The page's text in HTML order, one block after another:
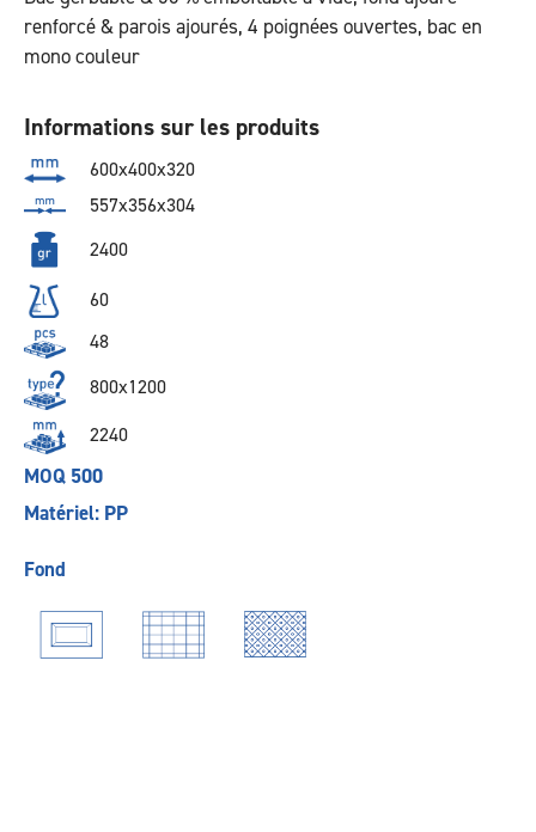
renforcé & parois ajourés, 4 poignées ouvertes, bac en
mono couleur
Informations sur les produits
600x400x320
557x356x304
2400
60
48
800x1200
2240
MOQ 500
Matériel: PP
Fond